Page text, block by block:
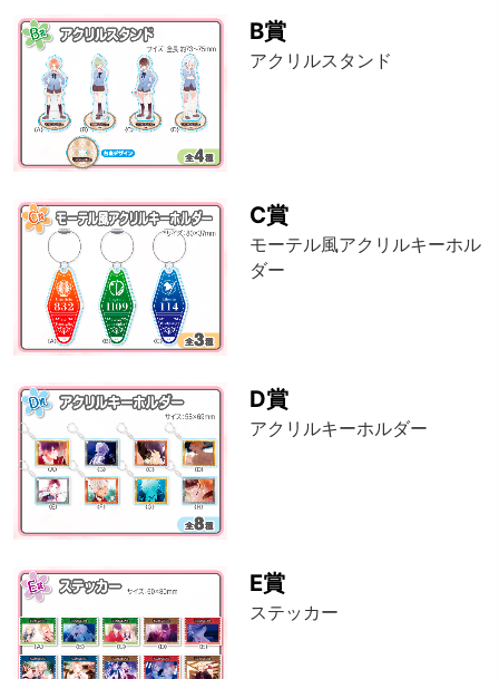
B賞
アクリルスタンド
C賞
モーテル風アクリルキーホル
ダー
D賞
アクリルキーホルダー
E賞
ステッカー